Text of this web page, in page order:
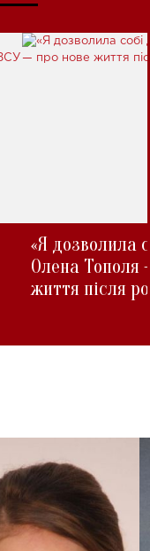
«Я дозволила
Олена Тополя
життя після